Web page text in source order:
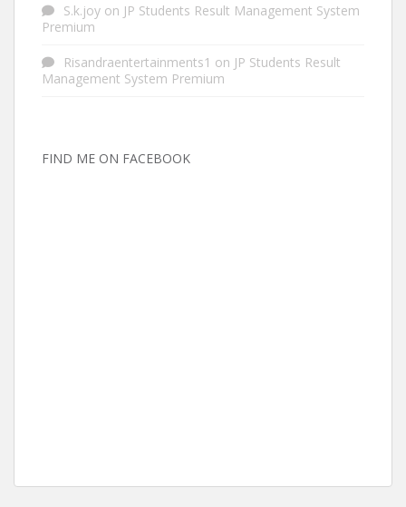
S.k.joy on JP Students Result Management System
Premium
Risandraentertainments1 on JP Students Result
Management System Premium
FIND ME ON FACEBOOK